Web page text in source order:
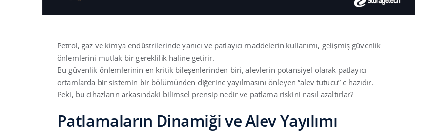
Petrol, gaz ve kimya endüstrilerinde yanıcı ve patlayıcı maddelerin kullanımı, gelişmiş güvenlik
önlemlerini mutlak bir gereklilik haline getirir.
Bu güvenlik önlemlerinin en kritik bileşenlerinden biri, alevlerin potansiyel olarak patlayıcı
ortamlarda bir sistemin bir bölümünden diğerine yayılmasını önleyen “alev tutucu” cihazıdır.
Peki, bu cihazların arkasındaki bilimsel prensip nedir ve patlama riskini nasıl azaltırlar?
Patlamaların Dinamiği ve Alev Yayılımı